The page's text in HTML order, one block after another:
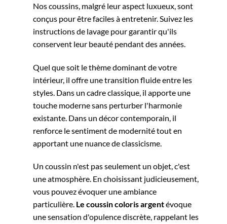
Nos coussins, malgré leur aspect luxueux, sont
conçus pour être faciles à entretenir. Suivez les
instructions de lavage pour garantir qu'ils
conservent leur beauté pendant des années.
Quel que soit le thème dominant de votre
intérieur, il offre une transition fluide entre les
styles. Dans un cadre classique, il apporte une
touche moderne sans perturber l'harmonie
existante. Dans un décor contemporain, il
renforce le sentiment de modernité tout en
apportant une nuance de classicisme.
Un coussin n'est pas seulement un objet, c'est
une atmosphère. En choisissant judicieusement,
vous pouvez évoquer une ambiance
particulière. Le coussin coloris argentévoque
une sensation d'opulence discrète, rappelant les